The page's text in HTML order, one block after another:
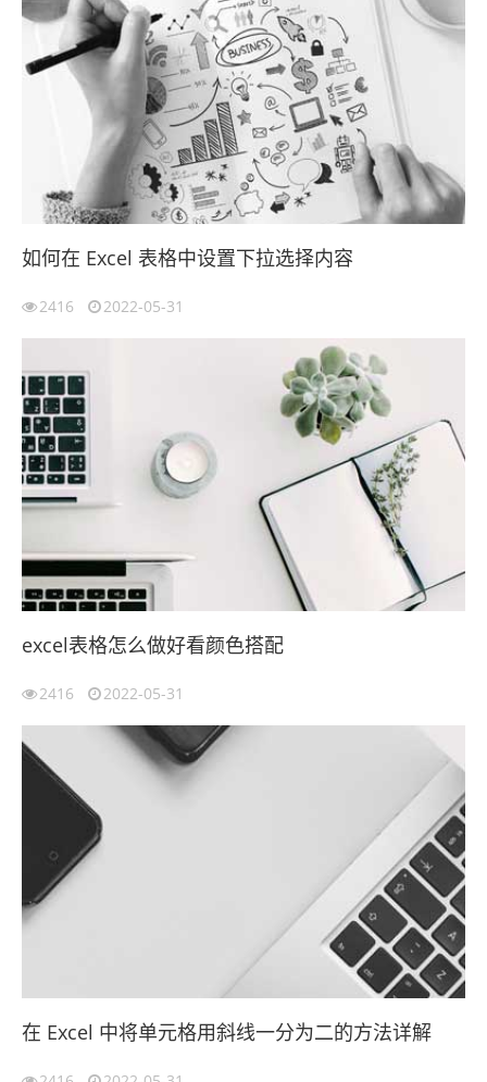
如何在 Excel 表格中设置下拉选择内容
2416 2022-05-31
excel表格怎么做好看颜色搭配
2416 2022-05-31
在 Excel 中将单元格用斜线一分为二的方法详解